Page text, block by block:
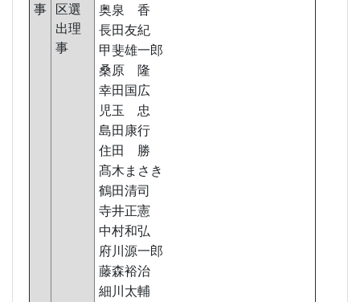
事 区選
出理
事
奥泉 香
長田友紀
甲斐雄一郎
桑原 隆
幸田国広
児玉 忠
島田康行
住田 勝
髙木まさき
鶴田清司
寺井正憲
中村和弘
府川源一郎
藤森裕治
細川太輔